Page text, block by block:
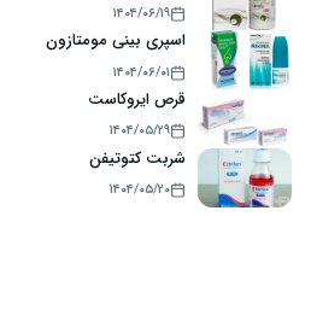
۱۴۰۴/۰۶/۱۹
اسپری بینی مومتازون
۱۴۰۴/۰۶/۰۱
قرص ایروکاست
۱۴۰۴/۰۵/۲۹
شربت کتوتیفن
۱۴۰۴/۰۵/۲۰